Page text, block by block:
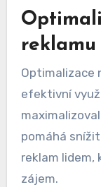
reklamu
Optimalizace
efektivní
pomáhá
reklam lidem,
zájem.